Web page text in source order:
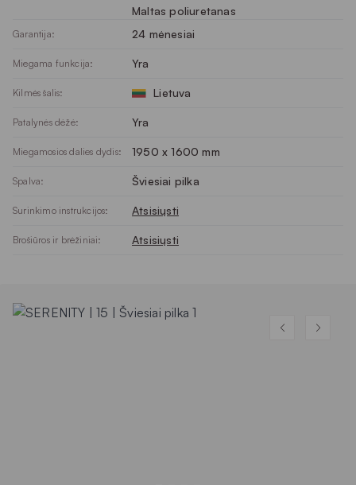
Maltas poliuretanas
Garantija: 24 mėnesiai
Miegama funkcija: Yra
Kilmės šalis: Lietuva
Patalynės dėžė: Yra
Miegamosios dalies dydis: 1950 x 1600 mm
Spalva: Šviesiai pilka
Surinkimo instrukcijos: Atsisiųsti
Brošiūros ir brėžiniai: Atsisiųsti